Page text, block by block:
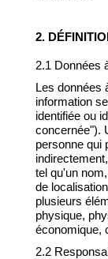
2.
2.1 Données
Les données
information
identifiée ou
concernée").
personne qui
tel qu'un
de
plusieurs
physique,
économique,
2.2